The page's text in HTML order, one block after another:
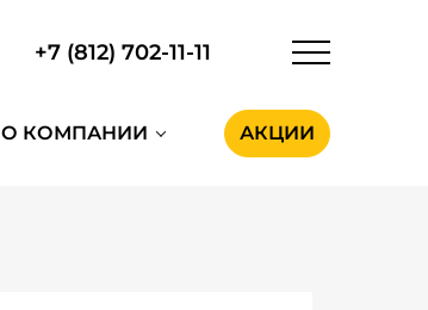
+7 (812) 702-11-11
О КОМПАНИИ АКЦИИ